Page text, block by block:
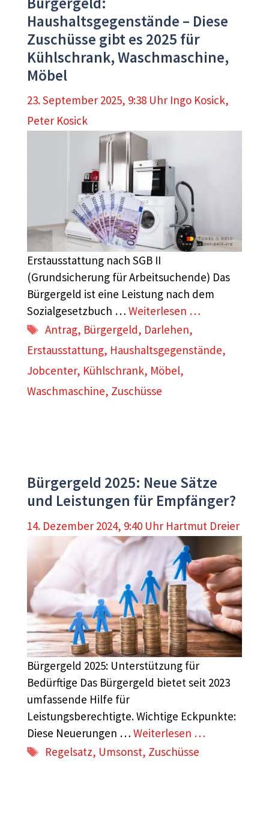
Haushaltsgegenstände – Diese
Zuschüsse gibt es 2025 für
Kühlschrank, Waschmaschine,
Möbel
23. September 2025, 9:38 Uhr Ingo Kosick,
Peter Kosick
Erstausstattung nach SGB II
(Grundsicherung für Arbeitsuchende) Das
Bürgergeld ist eine Leistung nach dem
Sozialgesetzbuch … Weiterlesen …
Schlagwörter
Antrag, Bürgergeld, Darlehen,
Erstausstattung, Haushaltsgegenstände,
Jobcenter, Kühlschrank, Möbel,
Waschmaschine, Zuschüsse
Bürgergeld 2025: Neue Sätze
und Leistungen für Empfänger?
14. Dezember 2024, 9:40 Uhr Hartmut Dreier
Bürgergeld 2025: Unterstützung für
Bedürftige Das Bürgergeld bietet seit 2023
umfassende Hilfe für
Leistungsberechtigte. Wichtige Eckpunkte:
Diese Neuerungen … Weiterlesen …
Schlagwörter
Regelsatz, Umsonst, Zuschüsse